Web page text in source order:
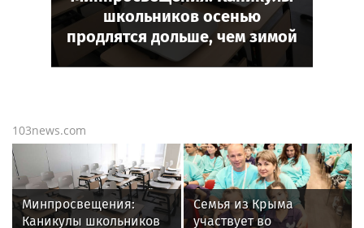
103news.com
Минпросвещения:
Каникулы школьников
Семья из Крыма
участвует во
школьников осенью
продлятся дольше, чем зимой